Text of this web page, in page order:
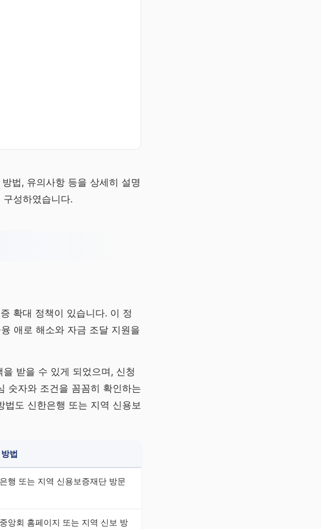
법, 유의사항 등을 상세히 설명
성하였습니다.
확대 정책이 있습니다. 이 정
애로 해소와 자금 조달 지원을
받을 수 있게 되었으며, 신청
숫자와 조건을 꼼꼼히 확인하는
법도 신한은행 또는 지역 신용보
법
행 또는 지역 신용보증재단 방문
앙회 홈페이지 또는 지역 신보 방